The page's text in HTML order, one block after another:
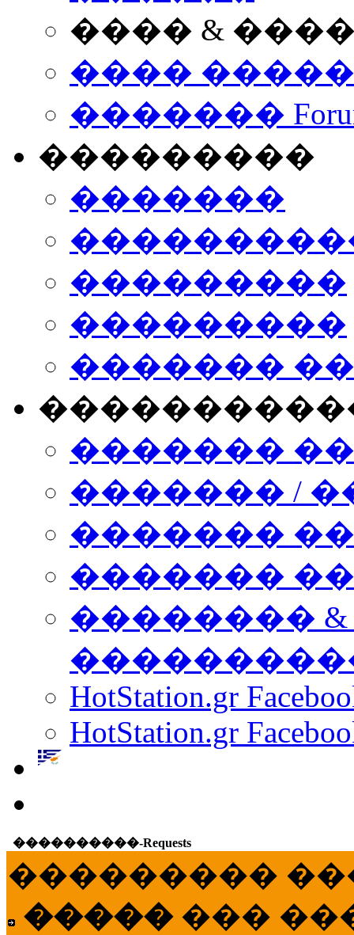
���� &
����
�������
���������
�������
���������
���������
�������
�������
������� /
�������
������� ���
��������
HotStation.gr
HotStation.gr
����������-Requests
���������
����� ���